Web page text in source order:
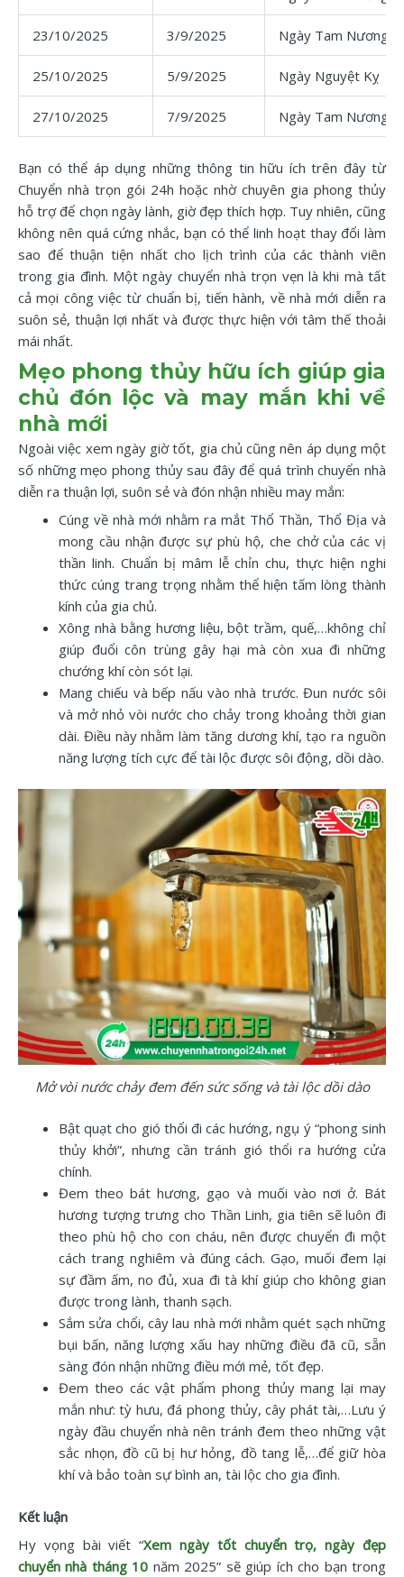
23/10/2025 3/9/2025 Ngày Tam Nương
25/10/2025 5/9/2025 Ngày Nguyệt Kỵ
27/10/2025 7/9/2025 Ngày Tam Nương
Bạn có thể áp dụng những thông tin hữu ích trên đây từ
Chuyển nhà trọn gói 24h hoặc nhờ chuyên gia phong thủy
hỗ trợ để chọn ngày lành, giờ đẹp thích hợp. Tuy nhiên, cũng
không nên quá cứng nhắc, bạn có thể linh hoạt thay đổi làm
sao để thuận tiện nhất cho lịch trình của các thành viên
trong gia đình. Một ngày chuyển nhà trọn vẹn là khi mà tất
cả mọi công việc từ chuẩn bị, tiến hành, về nhà mới diễn ra
suôn sẻ, thuận lợi nhất và được thực hiện với tâm thế thoải
mái nhất.
Mẹo phong thủy hữu ích giúp gia
chủ đón lộc và may mắn khi về
nhà mới
Ngoài việc xem ngày giờ tốt, gia chủ cũng nên áp dụng một
số những mẹo phong thủy sau đây để quá trình chuyển nhà
diễn ra thuận lợi, suôn sẻ và đón nhận nhiều may mắn:
Cúng về nhà mới nhằm ra mắt Thổ Thần, Thổ Địa và
mong cầu nhận được sự phù hộ, che chở của các vị
thần linh. Chuẩn bị mâm lễ chỉn chu, thực hiện nghi
thức cúng trang trọng nhằm thể hiện tấm lòng thành
kính của gia chủ.
Xông nhà bằng hương liệu, bột trầm, quế,…không chỉ
giúp đuổi côn trùng gây hại mà còn xua đi những
chướng khí còn sót lại.
Mang chiếu và bếp nấu vào nhà trước. Đun nước sôi
và mở nhỏ vòi nước cho chảy trong khoảng thời gian
dài. Điều này nhằm làm tăng dương khí, tạo ra nguồn
năng lượng tích cực để tài lộc được sôi động, dồi dào.
Mở vòi nước chảy đem đến sức sống và tài lộc dồi dào
Bật quạt cho gió thổi đi các hướng, ngụ ý “phong sinh
thủy khởi”, nhưng cần tránh gió thổi ra hướng cửa
chính.
Đem theo bát hương, gạo và muối vào nơi ở. Bát
hương tượng trưng cho Thần Linh, gia tiên sẽ luôn đi
theo phù hộ cho con cháu, nên được chuyển đi một
cách trang nghiêm và đúng cách. Gạo, muối đem lại
sự đầm ấm, no đủ, xua đi tà khí giúp cho không gian
được trong lành, thanh sạch.
Sắm sửa chổi, cây lau nhà mới nhằm quét sạch những
bụi bấn, năng lượng xấu hay những điều đã cũ, sẵn
sàng đón nhận những điều mới mẻ, tốt đẹp.
Đem theo các vật phẩm phong thủy mang lại may
mắn như: tỳ hưu, đá phong thủy, cây phát tài,…Lưu ý
ngày đầu chuyển nhà nên tránh đem theo những vật
sắc nhọn, đồ cũ bị hư hỏng, đồ tang lễ,…để giữ hòa
khí và bảo toàn sự bình an, tài lộc cho gia đình.
Kết luận
Hy vọng bài viết “Xem ngày tốt chuyển trọ, ngày đẹp
chuyển nhà tháng 10 năm 2025” sẽ giúp ích cho bạn trong